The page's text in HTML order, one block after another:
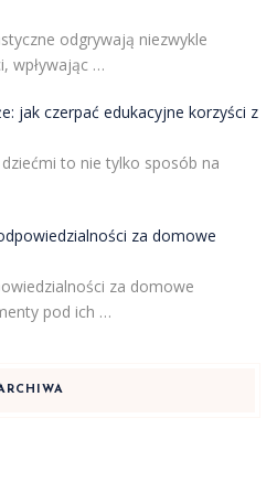
odgrywają niezwykle
wpływając …
jak czerpać edukacyjne korzyści z
to nie tylko sposób na
za domowe
za domowe
pod ich …